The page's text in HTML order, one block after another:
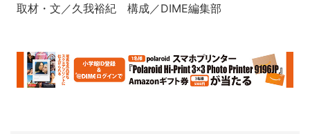
取材・文／久我裕紀 構成／DIME編集部